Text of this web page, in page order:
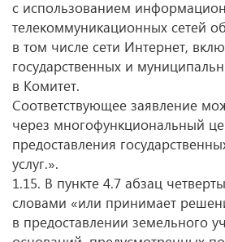
с использованием
телекоммуникационных сетей
в том числе сети Интернет,
государственных и
в Комитет.
Соответствующее заявление
через многофункциональный
предоставления
услуг.».
1.15. В пункте 4.7 абзац
словами «или принимает
в предоставлении земельного